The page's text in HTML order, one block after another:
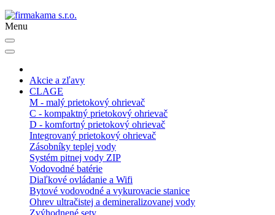
Menu
Akcie a zľavy
CLAGE
M - malý prietokový ohrievač
C - kompaktný prietokový ohrievač
D - komfortný prietokový ohrievač
Integrovaný prietokový ohrievač
Zásobníky teplej vody
Systém pitnej vody ZIP
Vodovodné batérie
Diaľkové ovládanie a Wifi
Bytové vodovodné a vykurovacie stanice
Ohrev ultračistej a demineralizovanej vody
Zvýhodnené sety